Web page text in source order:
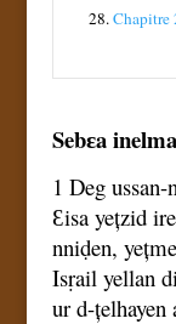
28.Chapitre
Sebɛa
1 Deg
Ɛisa yețzid
nniḍen,
Isṛail yellan
ur d-țelhayen